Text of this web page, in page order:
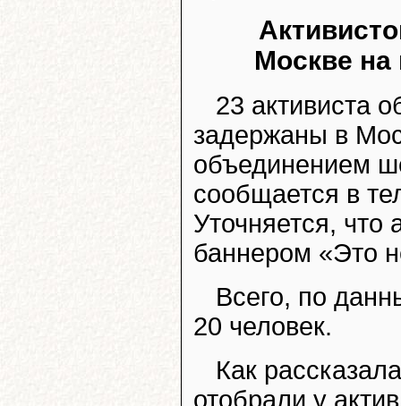
Москве
23 активиста
задержаны в
объединением
сообщается в
Уточняется,
баннером «Это
Всего, по
20 человек.
Как
отобрали у